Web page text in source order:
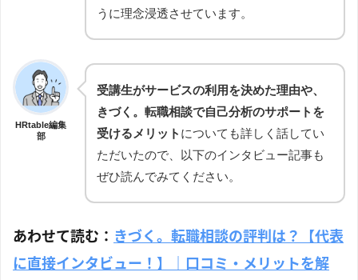
うに理念浸透させています。
HRtable編集
部
受講生がサービスの利用を決めた理由や、
きづく。転職相談で自己分析のサポートを
受けるメリット についても詳しく話してい
ただいたので、以下のインタビュー記事も
ぜひ読んでみてください。
あわせて読む： きづく。転職相談の評判は？【代表
に直接インタビュー！】｜口コミ・メリットを解